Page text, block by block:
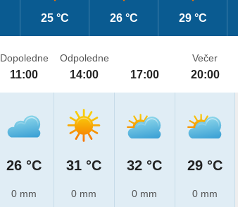
25 °C 26 °C 29 °C
Dopoledne
11:00
26 °C
0 mm
Odpoledne
14:00
31 °C
0 mm
17:00
32 °C
0 mm
Večer
20:00
29 °C
0 mm